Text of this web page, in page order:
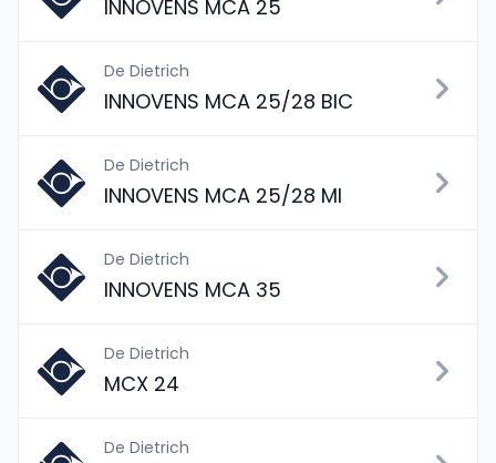
INNOVENS MCA 25
De Dietrich
INNOVENS MCA 25/28 BIC
De Dietrich
INNOVENS MCA 25/28 MI
De Dietrich
INNOVENS MCA 35
De Dietrich
MCX 24
De Dietrich